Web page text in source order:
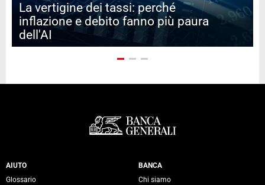
La vertigine dei tassi: perché
inflazione e debito fanno più paura
dell'AI
Servizi Banca Generali
AIUTO
Glossario
BANCA
Chi siamo